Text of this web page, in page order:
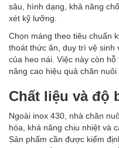
sâu, hình dạng, khả năng
xét kỹ lưỡng.
Chọn máng theo tiêu chuẩn
thoát thức ăn, duy trì vệ sinh
của heo nái. Việc này còn
nâng cao hiệu quả chăn nuôi
Chất liệu và độ
Ngoài inox 430, nhà chăn
hóa, khả năng chịu nhiệt và
Sản phẩm cần được kiểm